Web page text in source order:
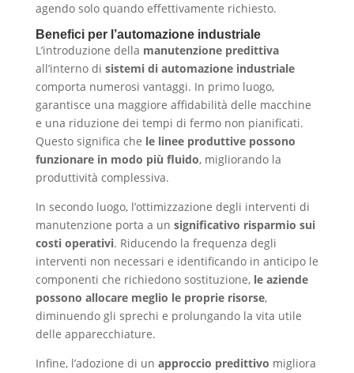
agendo solo quando effettivamente richiesto.
Benefici per l’automazione industriale
L’introduzione della manutenzione predittiva
all’interno di sistemi di automazione industriale
comporta numerosi vantaggi. In primo luogo,
garantisce una maggiore affidabilità delle macchine
e una riduzione dei tempi di fermo non pianificati.
Questo significa che le linee produttive possono
funzionare in modo più fluido, migliorando la
produttività complessiva.
In secondo luogo, l’ottimizzazione degli interventi di
manutenzione porta a un significativo risparmio sui
costi operativi. Riducendo la frequenza degli
interventi non necessari e identificando in anticipo le
componenti che richiedono sostituzione, le aziende
possono allocare meglio le proprie risorse,
diminuendo gli sprechi e prolungando la vita utile
delle apparecchiature.
Infine, l’adozione di un approccio predittivo migliora